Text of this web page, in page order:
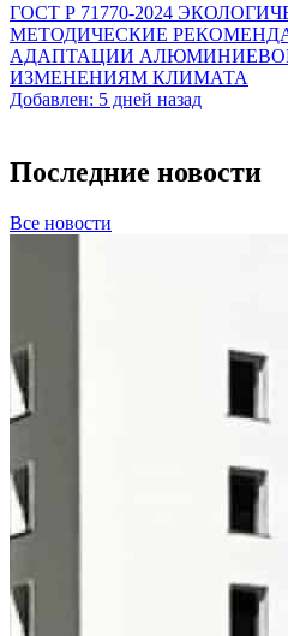
ГОСТ Р 71770-2024
МЕТОДИЧЕСКИЕ
АДАПТАЦИИ
ИЗМЕНЕНИЯМ КЛИМАТА
Добавлен: 5 дней назад
Последние новости
Все новости